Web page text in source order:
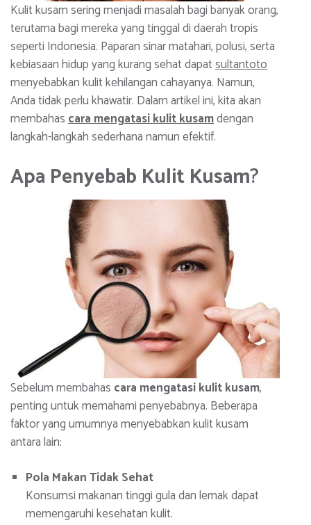
Kulit kusam sering menjadi masalah bagi banyak orang,
terutama bagi mereka yang tinggal di daerah tropis
seperti Indonesia. Paparan sinar matahari, polusi, serta
kebiasaan hidup yang kurang sehat dapatsultantoto
menyebabkan kulit kehilangan cahayanya. Namun,
Anda tidak perlu khawatir. Dalam artikel ini, kita akan
membahascara mengatasi kulit kusamdengan
langkah-langkah sederhana namun efektif.
Apa Penyebab Kulit Kusam?
Sebelum membahas cara mengatasi kulit kusam,
penting untuk memahami penyebabnya. Beberapa
faktor yang umumnya menyebabkan kulit kusam
antara lain:
Pola Makan Tidak Sehat
Konsumsi makanan tinggi gula dan lemak dapat
memengaruhi kesehatan kulit.